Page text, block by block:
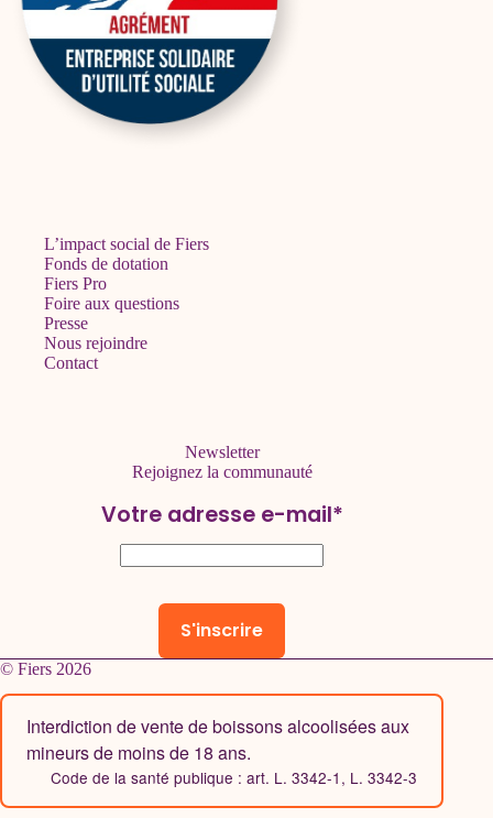
L’impact social de Fiers
Fonds de dotation
Fiers Pro
Foire aux questions
Presse
Nous rejoindre
Contact
Newsletter
Rejoignez la communauté
Votre adresse e-mail*
© Fiers 2026
Interdiction de vente de boissons alcoolisées aux
mineurs de moins de 18 ans.
Code de la santé publique : art. L. 3342-1, L. 3342-3